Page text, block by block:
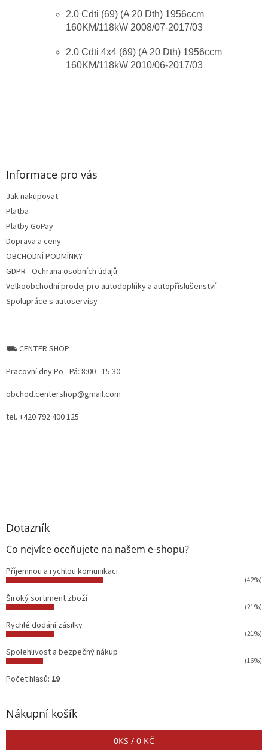
2.0 Cdti (69) (A 20 Dth) 1956ccm
160KM/118kW 2008/07-2017/03
2.0 Cdti 4x4 (69) (A 20 Dth) 1956ccm
160KM/118kW 2010/06-2017/03
Z
Informace pro vás
Jak nakupovat
Platba
Platby GoPay
Doprava a ceny
OBCHODNÍ PODMÍNKY
GDPR - Ochrana osobních údajů
Velkoobchodní prodej pro autodoplňky a autopříslušenství
Spolupráce s autoservisy
⛟ CENTER SHOP
Pracovní dny Po - Pá: 8:00 - 15:30
obchod.centershop@gmail.com
tel. +420 792 400 125
Dotazník
Co nejvíce oceňujete na našem e-shopu?
Příjemnou a rychlou komunikaci
(42%)
Široký sortiment zboží
(21%)
Rychlé dodání zásilky
(21%)
Spolehlivost a bezpečný nákup
(16%)
Počet hlasů: 19
Nákupní košík
0KS / 0 KČ